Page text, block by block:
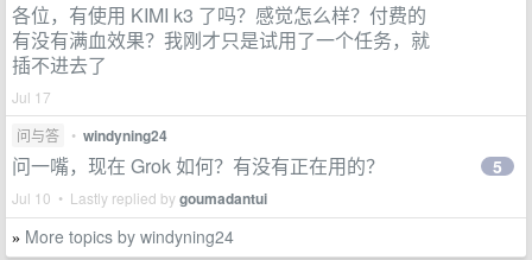
各位，有使用 KIMI k3 了吗？感觉怎么样？付费的
有没有满血效果？我刚才只是试用了一个任务，就
插不进去了
Jul 17
问与答
• windyning24
问一嘴，现在 Grok 如何？有没有正在用的？
Jul 10 • Lastly replied bygoumadantui
5
» More topics by windyning24